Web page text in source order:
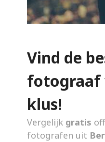
Vind de
fotograaf
klus!
Vergelijk gratis
fotografen uit